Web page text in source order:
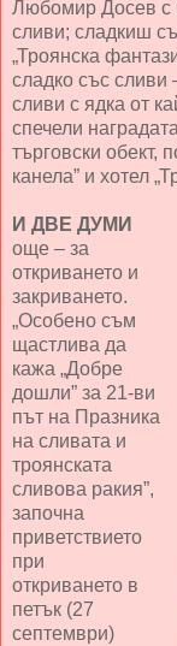
Любомир Досев с
сливи; сладкиш
„Троянска
сладко със сливи
сливи с ядка от
спечели
търговски обект,
канела” и хотел
И ДВЕ ДУМИ
още – за
откриването и
закриването.
„Особено съм
щастлива да
кажа „Добре
дошли” за 21-ви
път на Празника
на сливата и
троянската
сливова ракия”,
започна
приветствието
при
откриването в
петък (27
септември)